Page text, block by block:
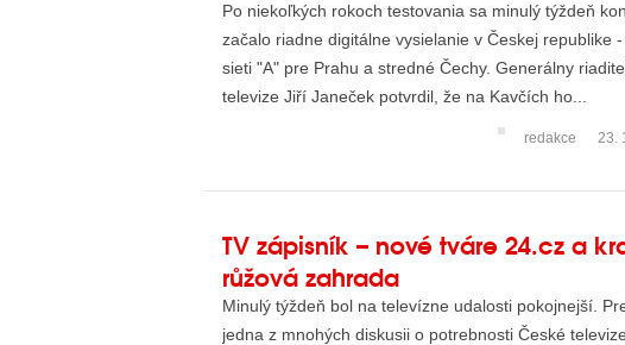
Po niekoľkých rokoch testovania sa minulý týždeň
začalo riadne digitálne vysielanie v Českej republike
sieti "A" pre Prahu a stredné Čechy. Generálny
televize Jiří Janeček potvrdil, že na Kavčích ho...
redakce 23.
TV zápisník – nové tváre 24.cz a
růžová zahrada
Minulý týždeň bol na televízne udalosti pokojnejší.
jedna z mnohých diskusii o potrebnosti České